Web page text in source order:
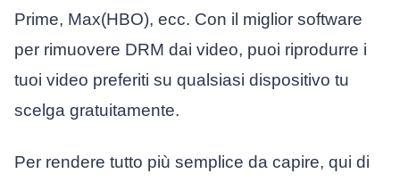
Prime, Max(HBO), ecc. Con il miglior software
per rimuovere DRM dai video, puoi riprodurre i
tuoi video preferiti su qualsiasi dispositivo tu
scelga gratuitamente.
Per rendere tutto più semplice da capire, qui di